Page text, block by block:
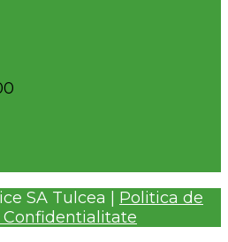
SA Tulcea | Politica de
Confidentialitate